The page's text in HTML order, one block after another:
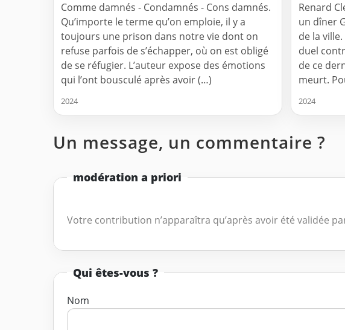
Comme damnés - Condamnés - Cons damnés.
Qu’importe le terme qu’on emploie, il y a
toujours une prison dans notre vie dont on
refuse parfois de s’échapper, où on est obligé
de se réfugier. L’auteur expose des émotions
qui l’ont bousculé après avoir (…)
2024
Renard
un dîner
de la
duel
de ce
meurt.
2024
Un message, un commentaire ?
modération a priori
Votre contribution n’apparaîtra qu’après avoir été validée
Qui êtes-vous ?
Nom